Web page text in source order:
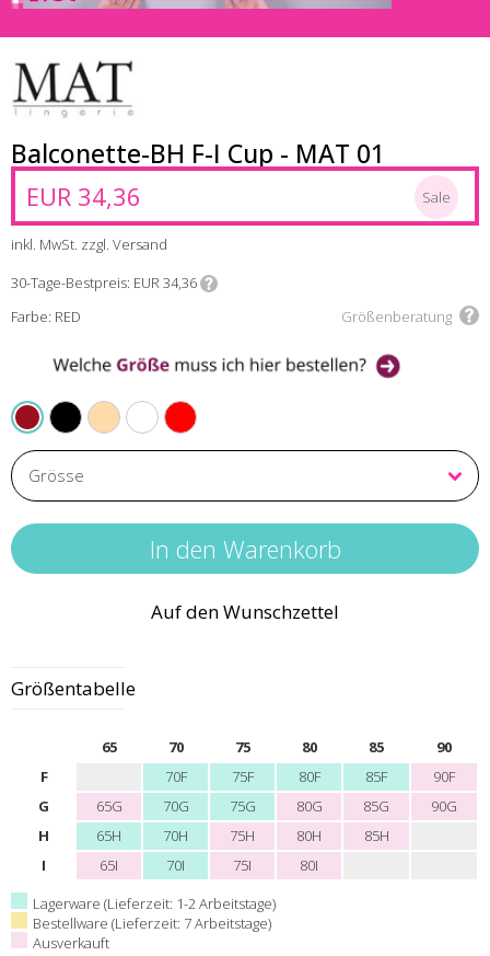
Balconette-BH F-I Cup - MAT 01
EUR 34,36 Sale
inkl. MwSt. zzgl. Versand
30-Tage-Bestpreis EUR 34,36
Farbe: RED
Größenberatung
Auf den Wunschzettel
Größentabelle
65 70 75 80 85
90
F
70F 75F 80F 85F
90F
G
65G 70G 75G 80G 85G
90G
H
65H 70H 75H 80H
85H
I
65I 70I 75I
80I
Lagerware (Lieferzeit: 1-2 Arbeitstage)
Bestellware (Lieferzeit: 7 Arbeitstage)
Ausverkauft